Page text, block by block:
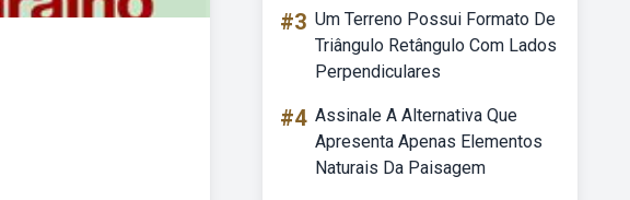
#3 Um Terreno Possui Formato De
Triângulo Retângulo Com Lados
Perpendiculares
#4 Assinale A Alternativa Que
Apresenta Apenas Elementos
Naturais Da Paisagem